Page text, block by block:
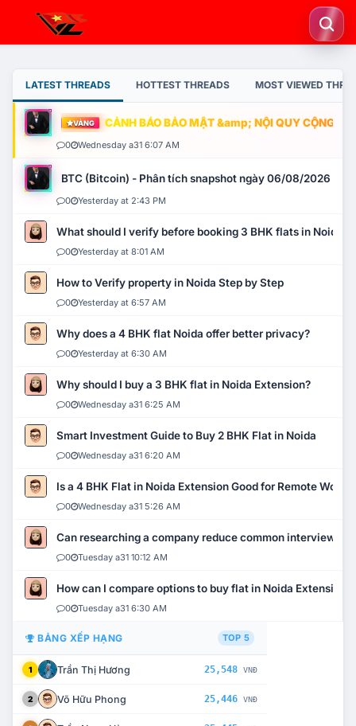
LATEST THREADS HOTTEST THREADS MOST VIEWED
VÀNG CẢNH BÁO BẢO MẬT &amp; NỘI QUY CỘNG
0 Wednesday a31 6:07 AM
BTC (Bitcoin) - Phân tích snapshot ngày 06/08/2026
0 Yesterday at 2:43 PM
What should I verify before booking 3 BHK flats in Noida?
0 Yesterday at 8:01 AM
How to Verify property in Noida Step by Step
0 Yesterday at 6:57 AM
Why does a 4 BHK flat Noida offer better privacy?
0 Yesterday at 6:30 AM
Why should I buy a 3 BHK flat in Noida Extension?
0 Wednesday a31 6:25 AM
Smart Investment Guide to Buy 2 BHK Flat in Noida
0 Wednesday a31 6:20 AM
Is a 4 BHK Flat in Noida Extension Good for Remote Work?
0 Wednesday a31 5:26 AM
Can researching a company reduce common interview
0 Tuesday a31 10:12 AM
How can I compare options to buy flat in Noida Extension?
0 Tuesday a31 6:30 AM
BẢNG XẾP HẠNG TOP 5
1 Trần Thị Hương 25,548 VNĐ
2 Võ Hữu Phong 25,446 VNĐ